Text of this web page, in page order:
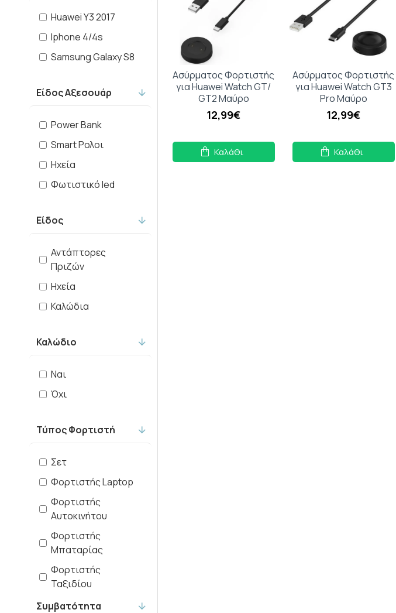
Huawei Y3 2017
Iphone 4/4s
Samsung Galaxy S8
Είδος Αξεσουάρ
Power Bank
Smart Ρολοι
Ηχεία
Φωτιστικό led
Είδος
Αντάπτορες
Πριζών
Ηχεία
Καλώδια
Καλώδιο
Ναι
Όχι
Τύπος Φορτιστή
Σετ
Φορτιστής Laptop
Φορτιστής
Αυτοκινήτου
Φορτιστής
Μπαταρίας
Φορτιστής
Ταξιδίου
Συμβατότητα
Ασύρματος Φορτιστής
για Huawei Watch GT/
GT2 Μαύρο
12,99€
Καλάθι
Ασύρματος Φορτιστής
για Huawei Watch GT3
Pro Μαύρο
12,99€
Καλάθι